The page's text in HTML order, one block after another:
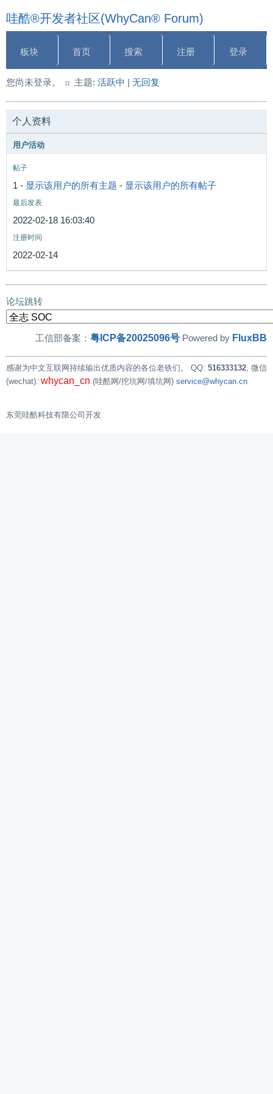
哇酷®开发者社区(WhyCan® Forum)
板块 首页 搜索 注册 登录
您尚未登录。 主题: 活跃中 | 无回复
个人资料
用户活动
帖子
1 - 显示该用户的所有主题 - 显示该用户的所有帖子
最后发表
2022-02-18 16:03:40
注册时间
2022-02-14
论坛跳转
工信部备案： 粤ICP备20025096号 Powered by FluxBB
感谢为中文互联网持续输出优质内容的各位老铁们。 QQ: 516333132, 微信
(wechat): whycan_cn (哇酷网/挖坑网/填坑网) service@whycan.cn
东莞哇酷科技有限公司开发